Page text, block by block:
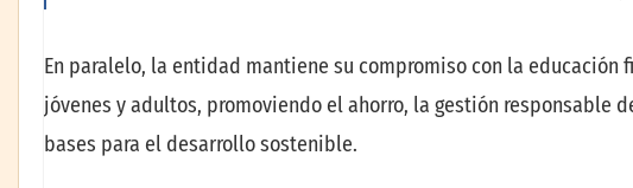
En paralelo, la entidad mantiene su compromiso con la educación
jóvenes y adultos, promoviendo el ahorro, la gestión responsable
bases para el desarrollo sostenible.